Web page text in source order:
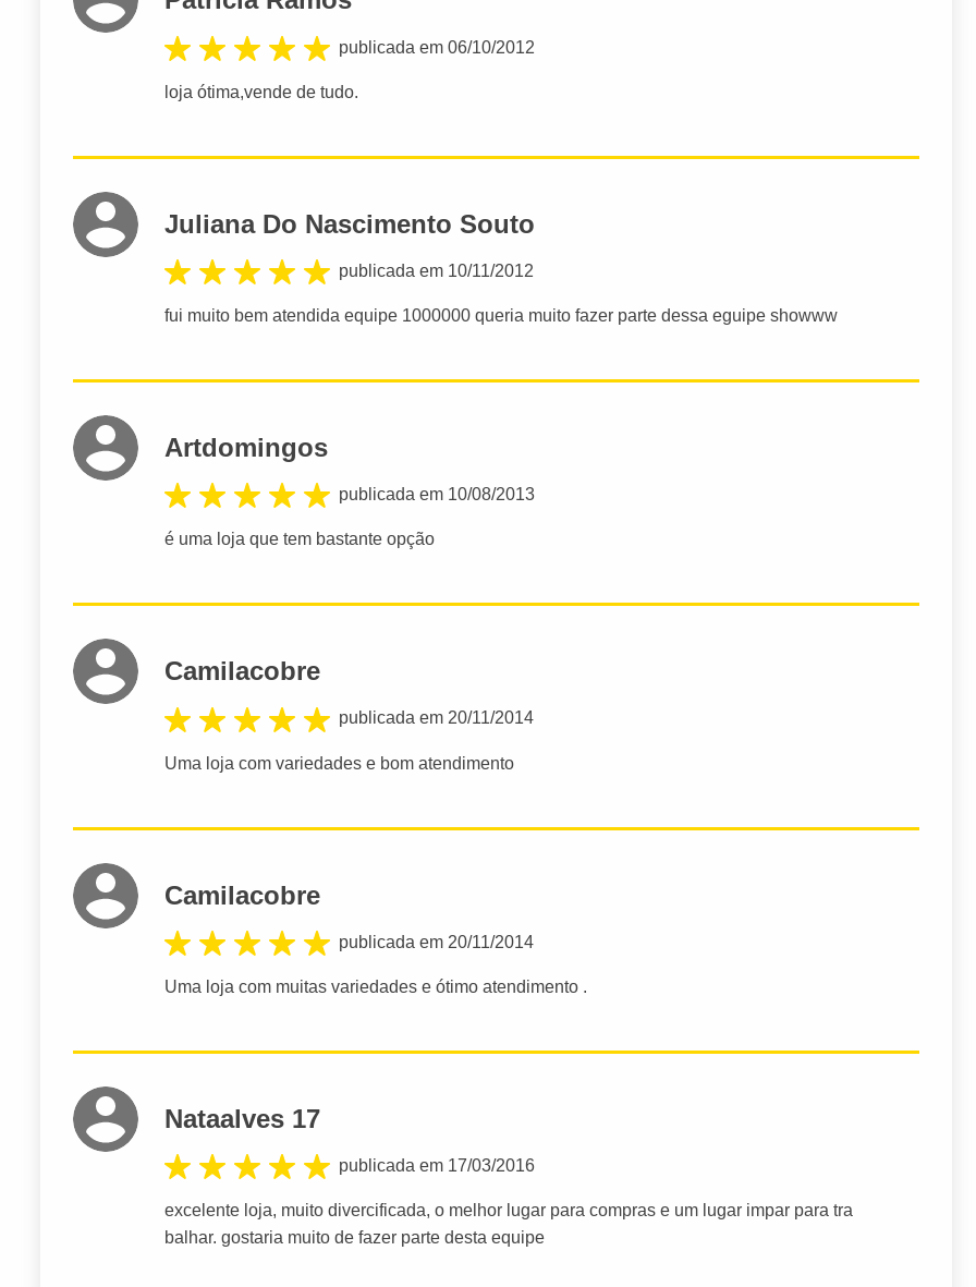
publicada em 06/10/2012
loja ótima,vende de tudo.
Juliana Do Nascimento Souto
publicada em 10/11/2012
fui muito bem atendida equipe 1000000 queria muito fazer parte dessa eguipe showww
Artdomingos
publicada em 10/08/2013
é uma loja que tem bastante opção
Camilacobre
publicada em 20/11/2014
Uma loja com variedades e bom atendimento
Camilacobre
publicada em 20/11/2014
Uma loja com muitas variedades e ótimo atendimento .
Nataalves 17
publicada em 17/03/2016
excelente loja, muito divercificada, o melhor lugar para compras e um lugar impar para tra
balhar. gostaria muito de fazer parte desta equipe